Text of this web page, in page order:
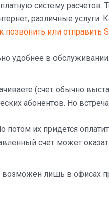
систему расчетов.
различные услуги.
позвонить или отправить
удобнее в обслуживании.
(счет обычно
абонентов. Но
потом их придется
счет может
возможен лишь в офисах